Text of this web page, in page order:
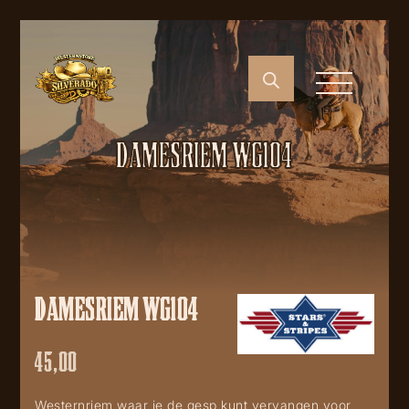
DAMESRIEM WG104
DAMESRIEM WG104
45,00
Westernriem waar je de gesp kunt vervangen voor